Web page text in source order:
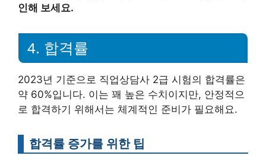
인해 보세요.
4. 합격률
2023년 기준으로 직업상담사 2급 시험의 합격률은
약 60%입니다. 이는 꽤 높은 수치이지만, 안정적으
로 합격하기 위해서는 체계적인 준비가 필요해요.
합격률 증가를 위한 팁